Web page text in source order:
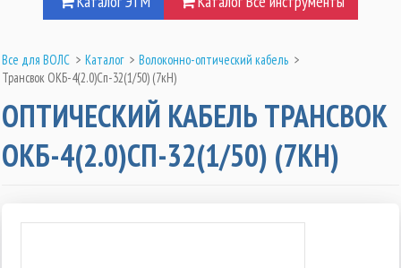
Все для ВОЛС > Каталог > Волоконно-оптический кабель >
Трансвок ОКБ-4(2.0)Сп-32(1/50) (7кН)
ОПТИЧЕСКИЙ КАБЕЛЬ ТРАНСВОК
ОКБ-4(2.0)СП-32(1/50) (7КН)